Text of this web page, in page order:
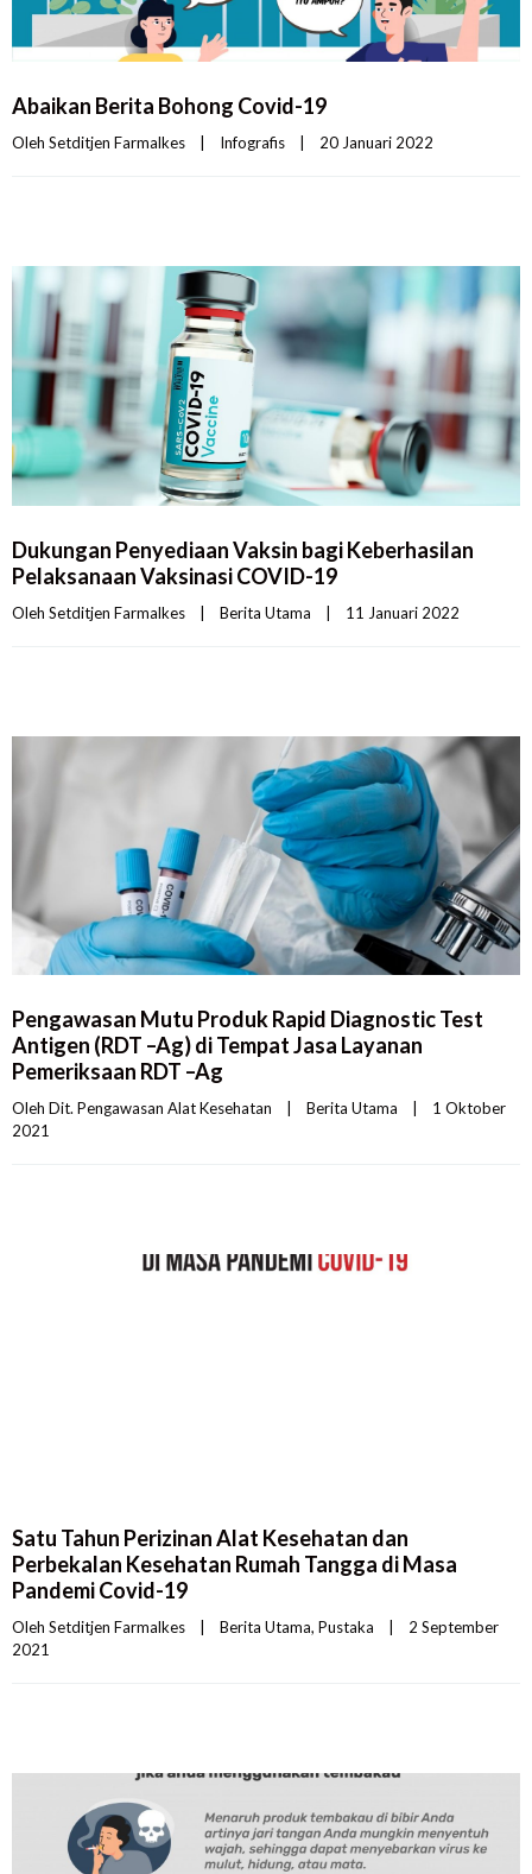
Abaikan Berita Bohong Covid-19
Oleh Setditjen Farmalkes Infografis 20 Januari 2022
Dukungan Penyediaan Vaksin bagi Keberhasilan
Pelaksanaan Vaksinasi COVID-19
Oleh Setditjen Farmalkes Berita Utama 11 Januari 2022
Pengawasan Mutu Produk Rapid Diagnostic Test
Antigen (RDT –Ag) di Tempat Jasa Layanan
Pemeriksaan RDT –Ag
Oleh Dit. Pengawasan Alat Kesehatan Berita Utama
1 Oktober
2021
Satu Tahun Perizinan Alat Kesehatan dan
Perbekalan Kesehatan Rumah Tangga di Masa
Pandemi Covid-19
Oleh Setditjen Farmalkes Berita Utama, Pustaka
2 September
2021